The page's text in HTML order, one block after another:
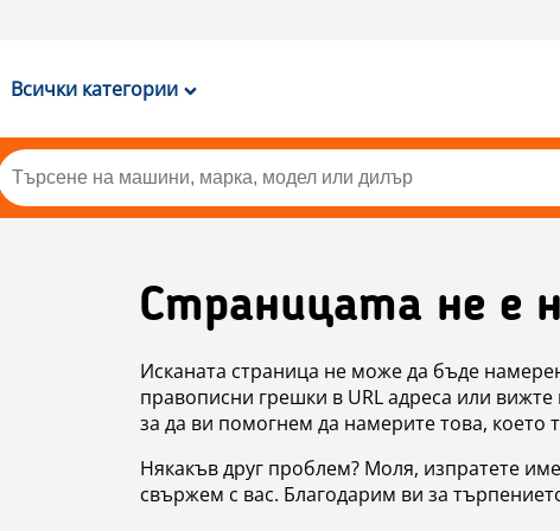
Всички категории
Страницата не е
Исканата страница не може да бъде
правописни грешки в URL адреса или вижте
за да ви помогнем да намерите това, което
Някакъв друг проблем? Моля, изпратете
свържем с вас. Благодарим ви за